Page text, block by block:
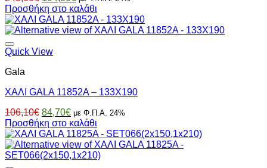
price
was:
243,60€.
τρέχουσα
τιμή
είναι:
Προσθήκη στο καλάθι
Quick View
Gala
ΧΑΛΙ GALA 11852A – 133X190
106,10€ Original
price
was:
106,10€.
84,70€Η
τρέχουσα
τιμή
είναι:
84,70€.
με Φ.Π.Α. 24%
Προσθήκη στο καλάθι